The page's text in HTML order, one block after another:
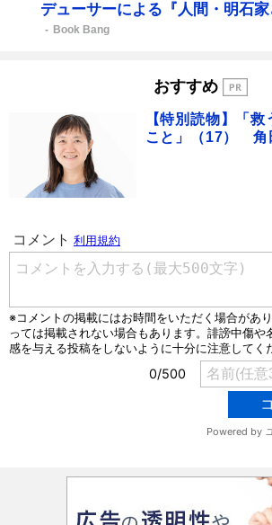
デューサーによる『人間・明石
Book Bang
おすすめ
【特別読物】「
こと」（17） 角